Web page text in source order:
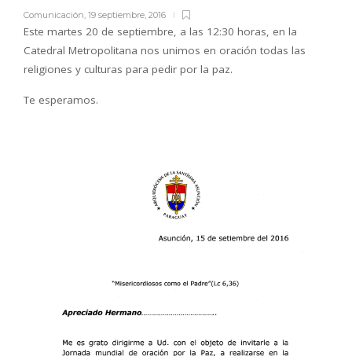
Comunicación, 19 septiembre, 2016
Este martes 20 de septiembre, a las 12:30 horas, en la
Catedral Metropolitana nos unimos en oración todas las
religiones y culturas para pedir por la paz.
Te esperamos.